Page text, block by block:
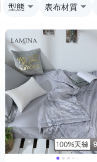
型態 表布材質